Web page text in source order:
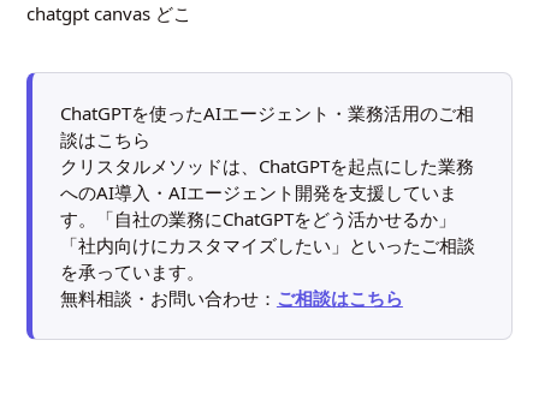
chatgpt canvas どこ
ChatGPTを使ったAIエージェント・業務活用のご相
談はこちら
クリスタルメソッドは、ChatGPTを起点にした業務
へのAI導入・AIエージェント開発を支援していま
す。「自社の業務にChatGPTをどう活かせるか」
「社内向けにカスタマイズしたい」といったご相談
を承っています。
無料相談・お問い合わせ： ご相談はこちら